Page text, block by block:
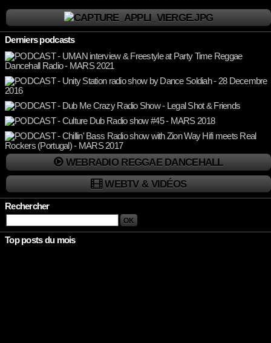
Derniers podcasts
WEBRADIO REGGAE DANCEHALL
WEBTV & VIDÉOS
Rechercher
Top posts du mois